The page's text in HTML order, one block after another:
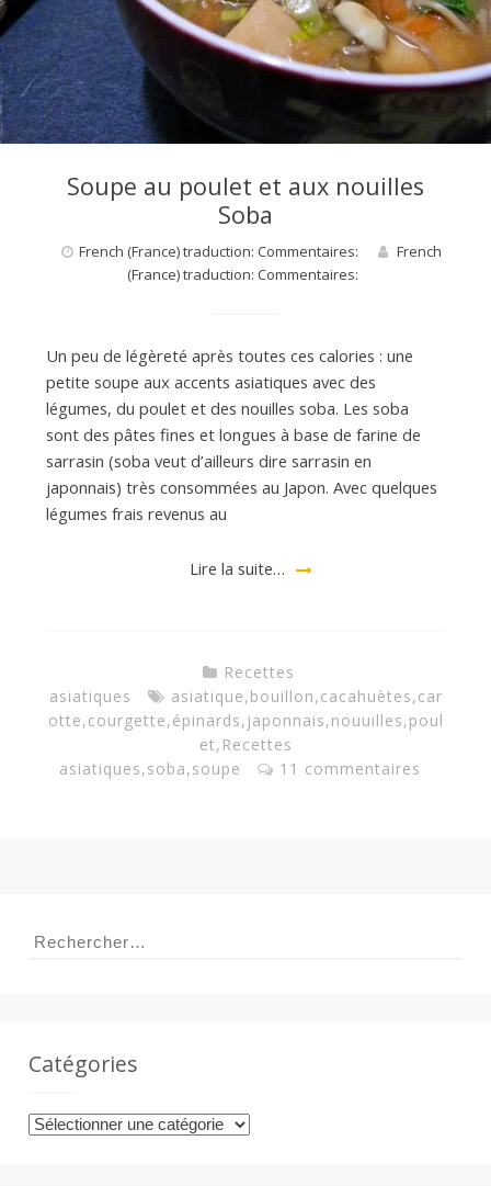
e
d
Soupe au poulet et aux nouilles
Soba
French (France) traduction: Commentaires:
French
(France) traduction: Commentaires:
Un peu de légèreté après toutes ces calories : une
petite soupe aux accents asiatiques avec des
légumes, du poulet et des nouilles soba. Les soba
sont des pâtes fines et longues à base de farine de
sarrasin (soba veut d’ailleurs dire sarrasin en
japonnais) très consommées au Japon. Avec quelques
légumes frais revenus au
Lire la suite…
Recettes
asiatiques
asiatique,bouillon,cacahuètes,car
otte,courgette,épinards, japonnais,nouuilles,poul
et, Recettes
asiatiques,soba,soupe 11 commentaires
Rechercher :
Catégories
Catégories